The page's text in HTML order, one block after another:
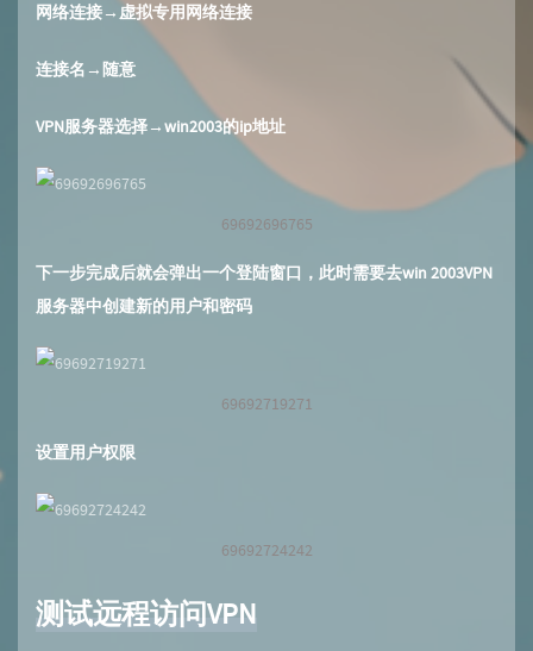
网络连接→虚拟专用网络连接
连接名→随意
VPN服务器选择→win2003的ip地址
69692696765
下一步完成后就会弹出一个登陆窗口，此时需要去win 2003VPN
服务器中创建新的用户和密码
69692719271
设置用户权限
69692724242
测试远程访问VPN